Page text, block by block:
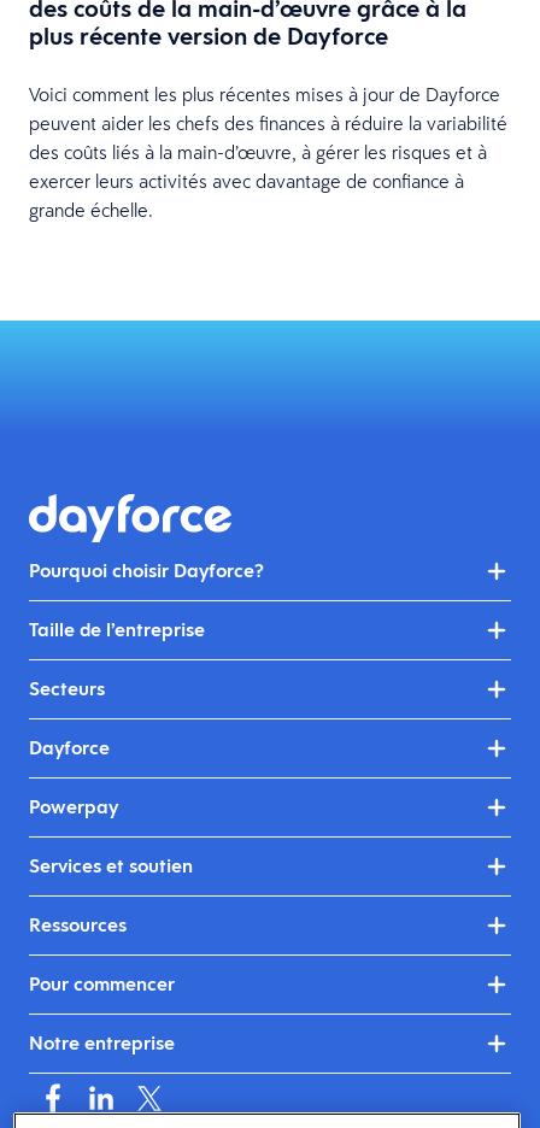
des coûts de la main-d’œuvre grâce à la
plus récente version de Dayforce
Voici comment les plus récentes mises à jour de Dayforce
peuvent aider les chefs des finances à réduire la variabilité
des coûts liés à la main-d’œuvre, à gérer les risques et à
exercer leurs activités avec davantage de confiance à
grande échelle.
Pourquoi choisir Dayforce?
Taille de l’entreprise
Secteurs
Dayforce
Powerpay
Services et soutien
Ressources
Pour commencer
Notre entreprise